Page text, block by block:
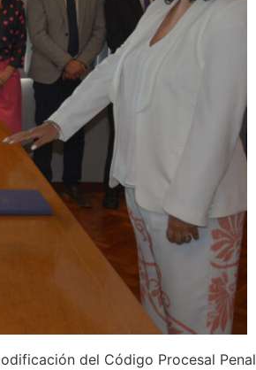
del Código Procesal Penal